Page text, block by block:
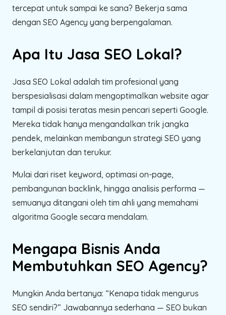
tercepat untuk sampai ke sana? Bekerja sama
dengan SEO Agency yang berpengalaman.
Apa Itu Jasa SEO Lokal?
Jasa SEO Lokal adalah tim profesional yang
berspesialisasi dalam mengoptimalkan website agar
tampil di posisi teratas mesin pencari seperti Google.
Mereka tidak hanya mengandalkan trik jangka
pendek, melainkan membangun strategi SEO yang
berkelanjutan dan terukur.
Mulai dari riset keyword, optimasi on-page,
pembangunan backlink, hingga analisis performa —
semuanya ditangani oleh tim ahli yang memahami
algoritma Google secara mendalam.
Mengapa Bisnis Anda
Membutuhkan SEO Agency?
Mungkin Anda bertanya: “Kenapa tidak mengurus
SEO sendiri?” Jawabannya sederhana — SEO bukan